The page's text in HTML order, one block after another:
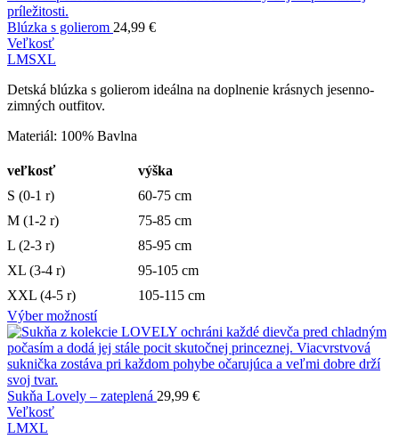
Blúzka s golierom 24,99 €
Veľkosť
LMSXL
Detská blúzka s golierom ideálna na doplnenie krásnych jesenno-
zimných outfitov.
Materiál: 100% Bavlna
veľkosť
výška
S (0-1 r)
60-75 cm
M (1-2 r)
75-85 cm
L (2-3 r)
85-95 cm
XL (3-4 r)
95-105 cm
XXL (4-5 r)
105-115 cm
Výber možností
Sukňa Lovely – zateplená 29,99 €
Veľkosť
LMXL